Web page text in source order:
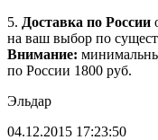
5. Доставка по России
на ваш выбор по
Внимание:
по России 1800 руб.
Эльдар
04.12.2015 17:23:50